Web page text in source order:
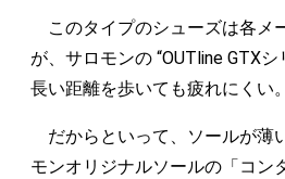
このタイプのシューズは各メ
が、サロモンの “OUTline GTXシ
長い距離を歩いても疲れにくい。
だからといって、ソールが薄
モンオリジナルソールの「コン